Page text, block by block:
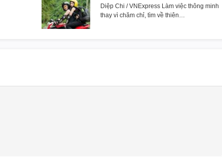
Diệp Chi / VNExpress Làm việc thông minh
thay vì chăm chỉ, tìm về thiên…